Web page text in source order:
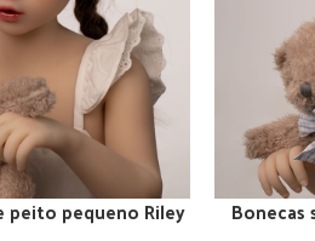
peito pequeno Riley
Bonecas